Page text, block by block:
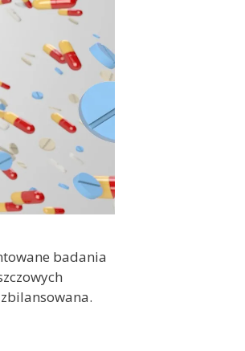
badania